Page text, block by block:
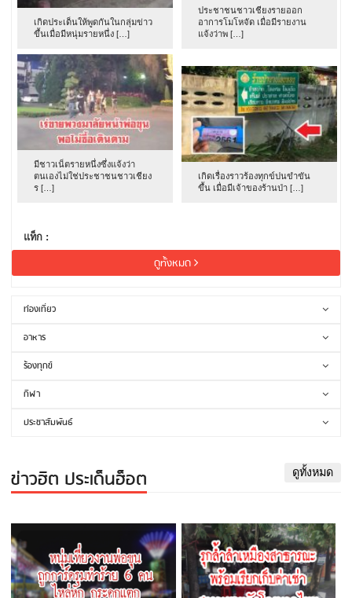
เกิดประเด็นให้พูดกันในกลุ่มข่าว
ขึ้นเมื่อมีหนุ่มรายหนึ่ง […]
ประชาชนชาวเชียงรายออก
อาการโมโหจัด เมื่อมีรายงาน
แจ้งว่าพ […]
มีชาวเน็ตรายหนึ่งซึ่งแจ้งว่า
ตนเองไม่ใช่ประชาชนชาวเชียง
ร […]
เกิดเรื่องราวร้องทุกข์ปนขำขัน
ขึ้น เมื่อมีเจ้าของร้านป่า […]
แท็ก :
ดูทั้งหมด
ท่องเที่ยว
อาหาร
ร้องทุกข์
กีฬา
ประชาสัมพันธ์
ข่าวฮิต ประเด็นฮ็อต ดูทั้งหมด